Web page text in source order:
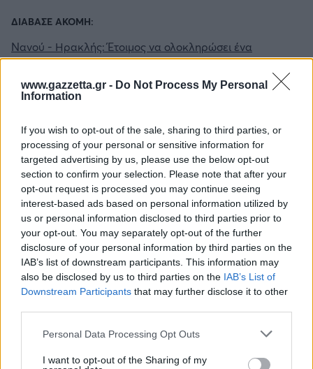
www.gazzetta.gr - Do Not Process My Personal
Information
If you wish to opt-out of the sale, sharing to third parties, or
processing of your personal or sensitive information for
targeted advertising by us, please use the below opt-out
section to confirm your selection. Please note that after your
opt-out request is processed you may continue seeing
interest-based ads based on personal information utilized by
us or personal information disclosed to third parties prior to
your opt-out. You may separately opt-out of the further
disclosure of your personal information by third parties on the
IAB’s list of downstream participants. This information may
also be disclosed by us to third parties on the IAB’s List of
Downstream Participants that may further disclose it to other
Please note that this website/app uses one or more Google
not limited to your visit or usage behaviour. You may click to
Personal Data Processing Opt Outs
I want to opt-out of the Sharing of my
ΔΙΑΒΑΣΕ ΑΚΟΜΗ:
Νανού - Ηρακλής: Έτοιμος να ολοκληρώσει ένα
σημαντικό deal ο Γηραιός
Παναθηναϊκός: Αποθέωση από τους Ισπανούς για το
Το χωριό στη σκιά του Μετσόβου που πήρε το όνομά του
επειδή δεν το βλέπει ο ήλιος
Tags: ΑΠΟΣΤΟΛΟΣ ΧΡΗΣΤΟΥ
σου πρέπει να συνδεθείς